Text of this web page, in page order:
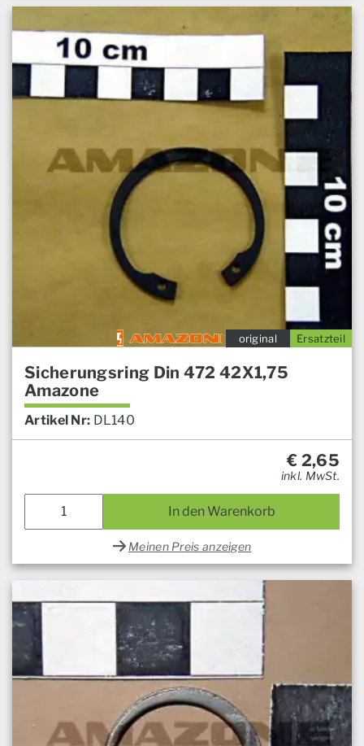
Ersatzteil
original
Sicherungsring Din 472 42X1,75
Amazone
Artikel Nr: DL140
€ 2,65
inkl. MwSt.
In den Warenkorb
Meinen Preis anzeigen